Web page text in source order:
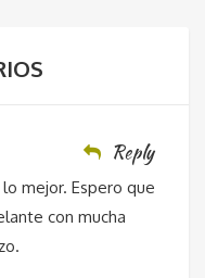
Reply
mejor. Espero que
con mucha